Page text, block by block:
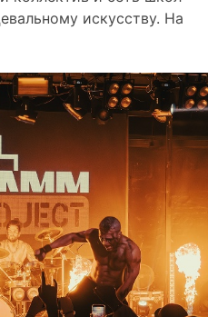
искусству. На